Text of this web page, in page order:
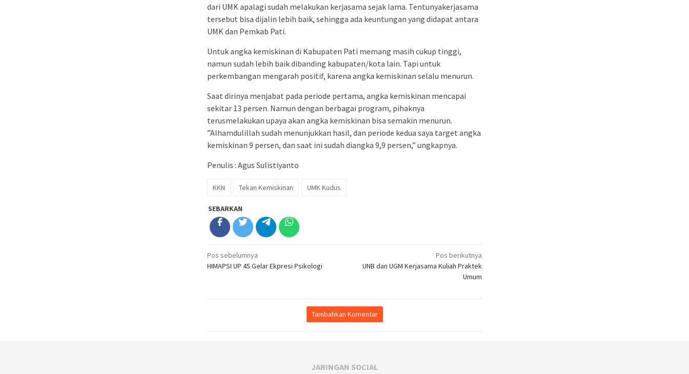
dari UMK apalagi sudah melakukan kerjasama sejak lama. Tentunyakerjasama
tersebut bisa dijalin lebih baik, sehingga ada keuntungan yang didapat antara
UMK dan Pemkab Pati.
Untuk angka kemiskinan di Kabupaten Pati memang masih cukup tinggi,
namun sudah lebih baik dibanding kabupaten/kota lain. Tapi untuk
perkembangan mengarah positif, karena angka kemiskinan selalu menurun.
Saat dirinya menjabat pada periode pertama, angka kemiskinan mencapai
sekitar 13 persen. Namun dengan berbagai program, pihaknya
terusmelakukan upaya akan angka kemiskinan bisa semakin menurun.
”Alhamdulillah sudah menunjukkan hasil, dan periode kedua saya target angka
kemiskinan 9 persen, dan saat ini sudah diangka 9,9 persen,” ungkapnya.
Penulis : Agus Sulistiyanto
KKN Tekan Kemiskinan UMK Kudus
SEBARKAN
Navigasi
pos
Pos sebelumnya
HIMAPSI UP 45 Gelar Ekpresi Psikologi
Pos berikutnya
UNB dan UGM Kerjasama Kuliah Praktek
Umum
Tambahkan Komentar
JARINGAN SOCIAL